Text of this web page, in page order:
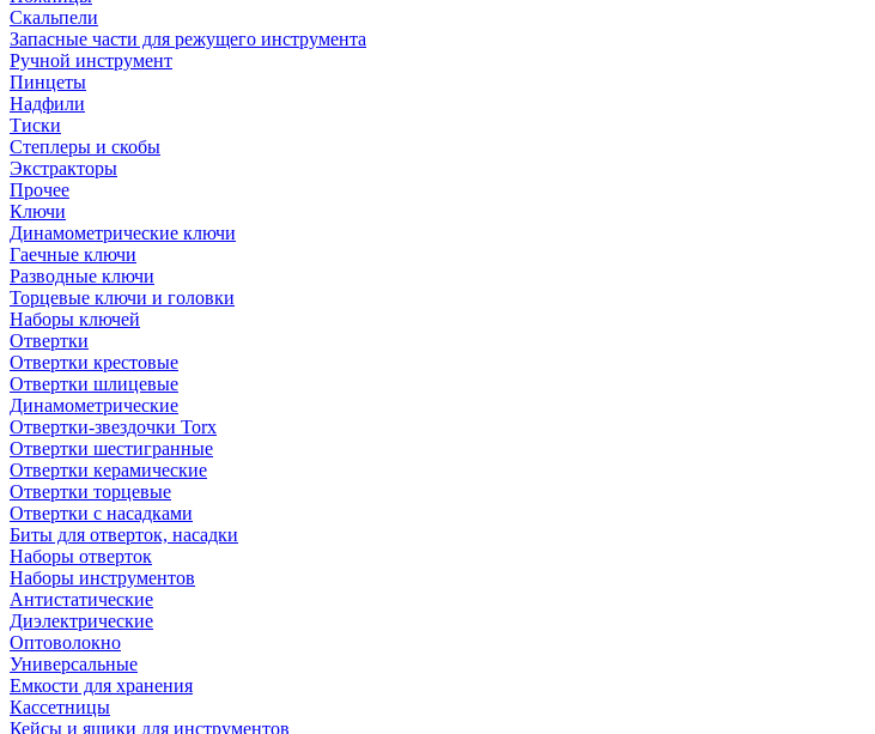
Скальпели
Запасные части для режущего инструмента
Ручной инструмент
Пинцеты
Надфили
Тиски
Степлеры и скобы
Экстракторы
Прочее
Ключи
Динамометрические ключи
Гаечные ключи
Разводные ключи
Торцевые ключи и головки
Наборы ключей
Отвертки
Отвертки крестовые
Отвертки шлицевые
Динамометрические
Отвертки-звездочки Torx
Отвертки шестигранные
Отвертки керамические
Отвертки торцевые
Отвертки с насадками
Биты для отверток, насадки
Наборы отверток
Наборы инструментов
Антистатические
Диэлектрические
Оптоволокно
Универсальные
Емкости для хранения
Кассетницы
Кейсы и ящики для инструментов